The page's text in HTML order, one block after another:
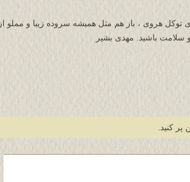
توکل هروی ، باز هم مثل همیشه سروده زیبا و مملو از
باشید. مهدی بشیر
کنید.